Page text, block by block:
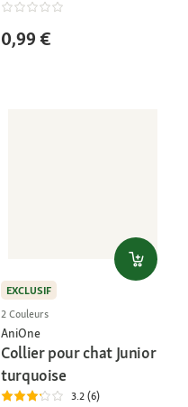
0,99 €
EXCLUSIF
2 Couleurs
AniOne
Collier pour chat Junior
turquoise
3.2 (6)